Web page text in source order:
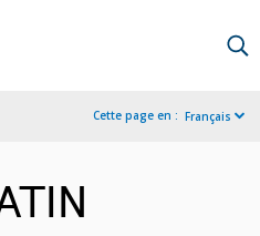
Cette page en : Français